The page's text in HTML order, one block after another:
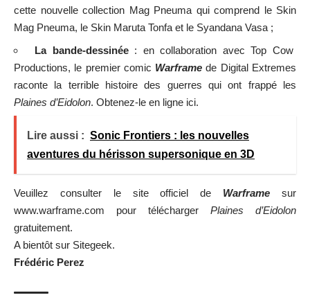
cette nouvelle collection Mag Pneuma qui comprend le Skin
Mag Pneuma, le Skin Maruta Tonfa et le Syandana Vasa ;
La bande-dessinée : en collaboration avec Top Cow
Productions, le premier comic Warframe de Digital Extremes
raconte la terrible histoire des guerres qui ont frappé les
Plaines d’Eidolon. Obtenez-le en ligne ici.
Lire aussi : Sonic Frontiers : les nouvelles
aventures du hérisson supersonique en 3D
Veuillez consulter le site officiel de Warframe sur
www.warframe.com pour télécharger Plaines d’Eidolon
gratuitement.
A bientôt sur Sitegeek.
Frédéric Perez